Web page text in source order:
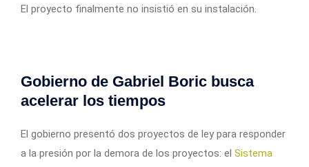
El proyecto finalmente no insistió en su instalación.
Gobierno de Gabriel Boric busca
acelerar los tiempos
El gobierno presentó dos proyectos de ley para responder
a la presión por la demora de los proyectos: el Sistema